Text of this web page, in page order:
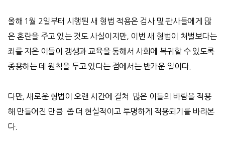
올해 1월 2일부터 시행된 새 형법 적용은 검사 및 판사들에게 많
은 혼란을 주고 있는 것도 사실이지만, 이번 새 형법이 처벌보다는
죄를 지은 이들이 갱생과 교육을 통해서 사회에 복귀할 수 있도록
종용하는 데 원칙을 두고 있다는 점에서는 반가운 일이다.
다만, 새로운 형법이 오랜 시간에 걸쳐 많은 이들의 바람을 적용
해 만들어진 만큼 좀 더 현실적이고 투명하게 적용되기를 바라본
다.